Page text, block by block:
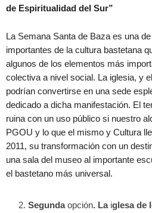
de Espiritualidad del Sur”
La Semana Santa de Baza es una
importantes de la cultura bastetana
algunos de los elementos más
colectiva a nivel social. La iglesia, y
podrían convertirse en una sede
dedicado a dicha manifestación. El
ruina con un uso público si nuestro
PGOU y lo que el mismo y Cultura
2011, su transformación con un
una sala del museo al importante
el bastetano más universal.
Segundaopción. La iglesa de